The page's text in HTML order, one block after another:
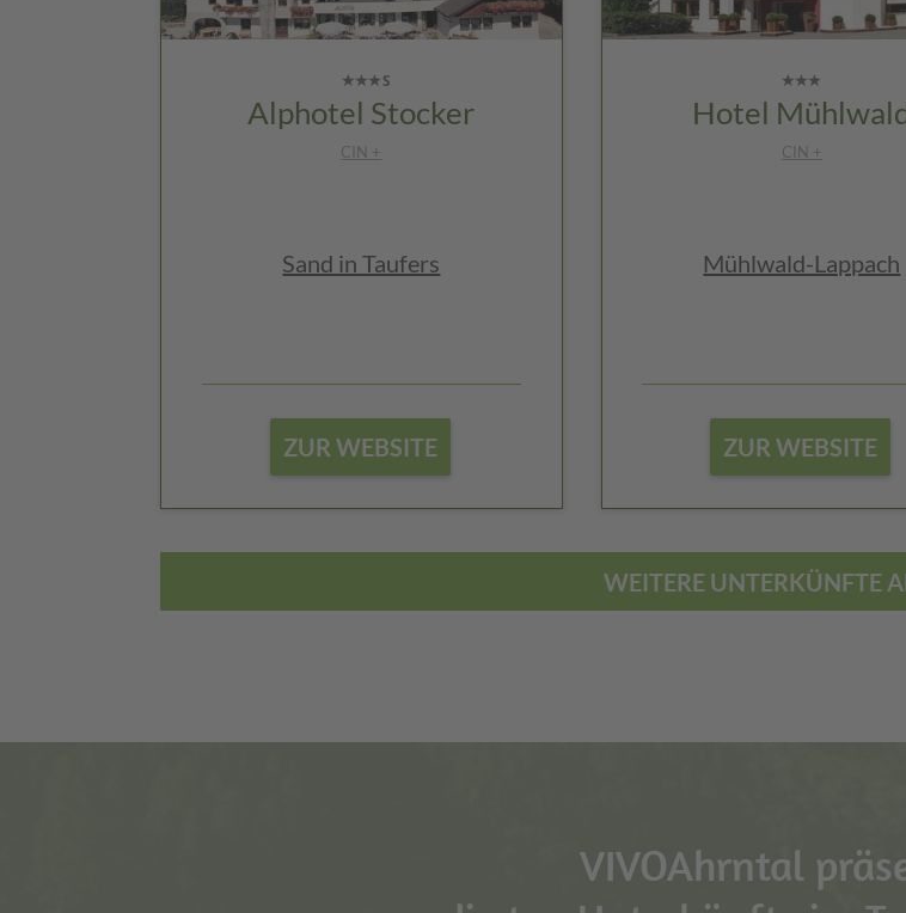
Alphotel Stocker
CIN +
Sand in Taufers
ZUR WEBSITE
Hotel
CIN +
Mühlwald-Lappach
ZUR WEBSITE
WEITERE UNTERKÜNFTE
VIVOAhrntal